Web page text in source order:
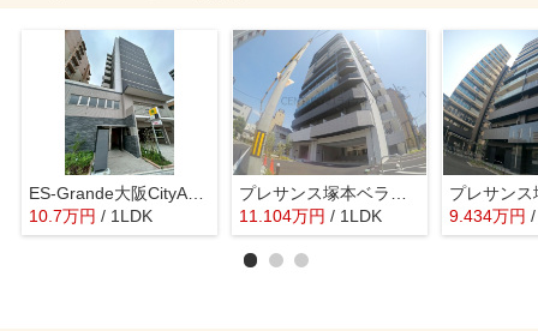
ES-Grande大阪CityAvenue
10.7万円 / 1LDK
11.104万円 / 1LDK 9.434万円